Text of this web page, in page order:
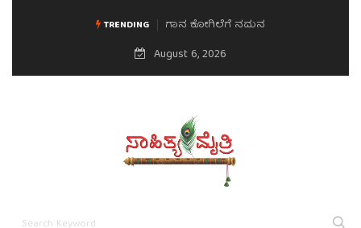
TRENDING
ಗಾನ ಕೋಗಿಲೆಗೆ ನಮನ ಮನಸಿನ ಸವಿಭಾವ
August 6, 2026